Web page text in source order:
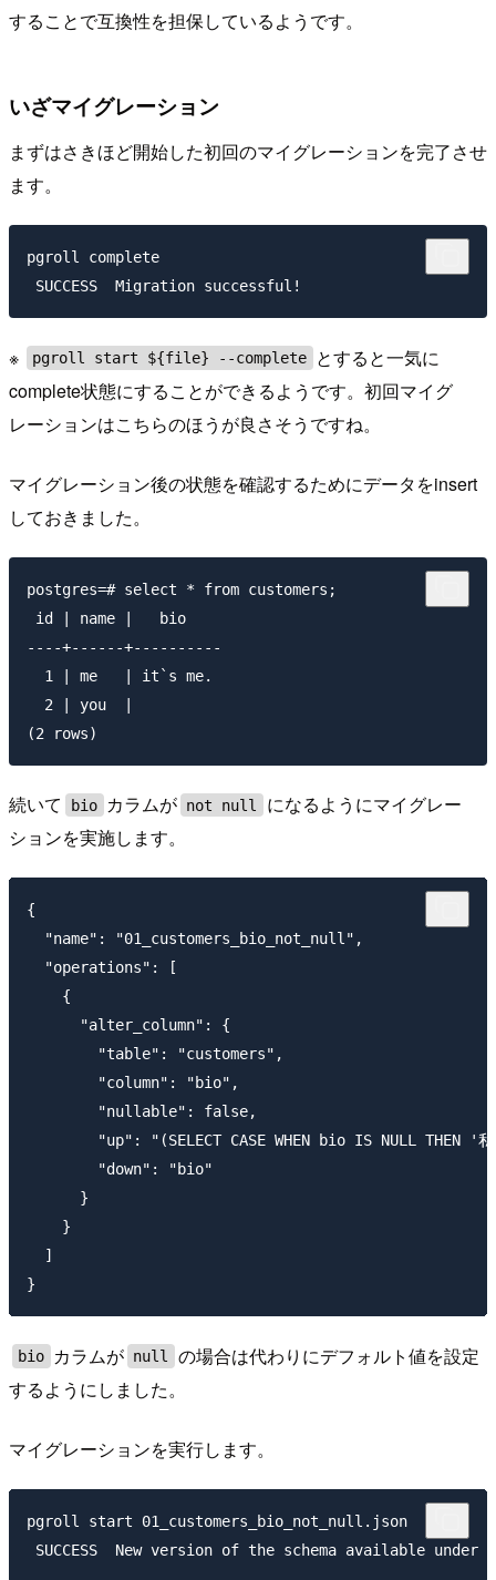
することで互換性を担保しているようです。
いざマイグレーション
まずはさきほど開始した初回のマイグレーションを完了させ
ます。
pgroll complete
※ pgroll start ${file} --complete
とすると一気に
complete状態にすることができるようです。初回マイグ
レーションはこちらのほうが良さそうですね。
マイグレーション後の状態を確認するためにデータをinsert
しておきました。
postgres=# select * from customers;
id | name |   bio
----+------+----------
  1 | me   | it`s me.
  2 | you  |
続いて bio カラムが not null
になるようにマイグレー
ションを実施します。
{
  "name": "01_customers_bio_not_null",
  "operations": [
    {
      "alter_column": {
        "table": "customers",
        "column": "bio",
        "nullable": false,
"up": "(SELECT CASE WHEN bio IS NULL THEN '
        "down": "bio"
      }
    }
  ]
bio カラムが null
の場合は代わりにデフォルト値を設定
するようにしました。
マイグレーションを実行します。
pgroll start 01_customers_bio_not_null.json